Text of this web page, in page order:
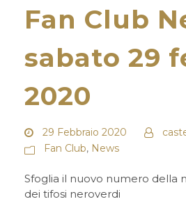
Fan Club
sabato 29
2020
29 Febbraio 2020
Fan Club, News
Sfoglia il nuovo numero della
dei tifosi neroverdi